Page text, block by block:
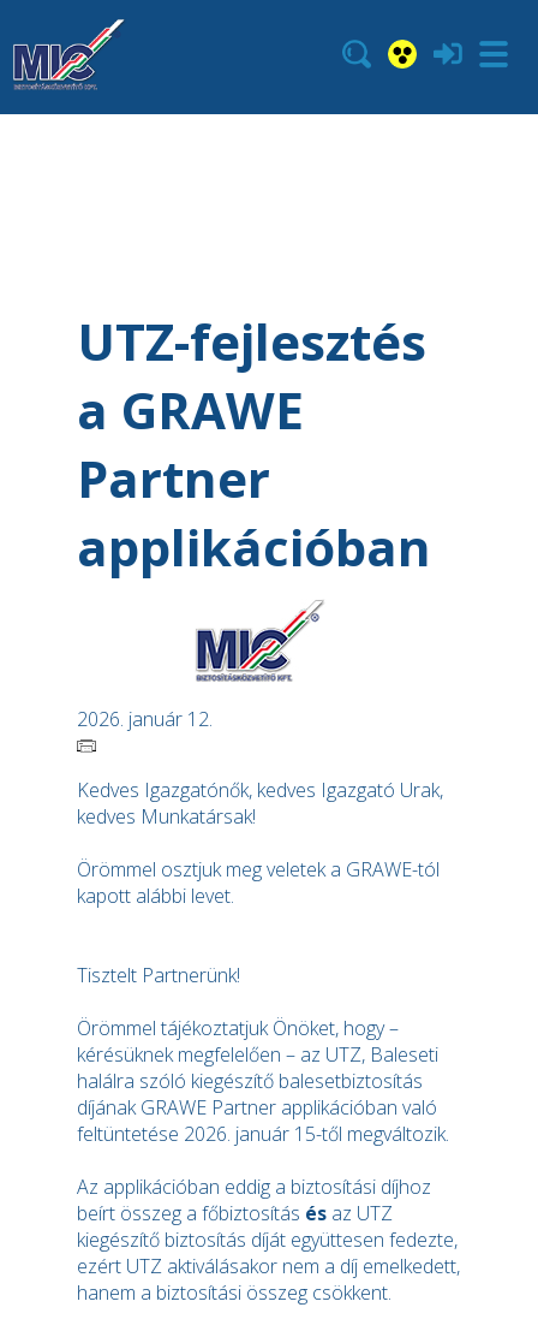
UTZ-fejlesztés
a GRAWE
Partner
applikációban
2026. január 12.
Kedves Igazgatónők, kedves Igazgató Urak,
kedves Munkatársak!
Örömmel osztjuk meg veletek a GRAWE-tól
kapott alábbi levet.
Tisztelt Partnerünk!
Örömmel tájékoztatjuk Önöket, hogy –
kérésüknek megfelelően – az UTZ, Baleseti
halálra szóló kiegészítő balesetbiztosítás
díjának GRAWE Partner applikációban való
feltüntetése 2026. január 15-től megváltozik.
Az applikációban eddig a biztosítási díjhoz
beírt összeg a főbiztosítás és az UTZ
kiegészítő biztosítás díját együttesen fedezte,
ezért UTZ aktiválásakor nem a díj emelkedett,
hanem a biztosítási összeg csökkent.